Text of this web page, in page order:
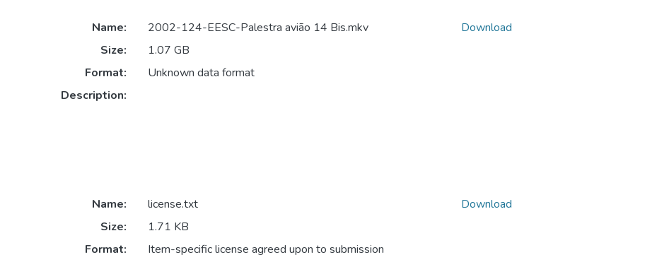
Name:
2002-124-EESC-Palestra avião 14 Bis.mkv
Size:
1.07 GB
Format:
Unknown data format
Description:
Download
Name:
license.txt
Size:
1.71 KB
Format:
Item-specific license agreed upon to submission
Download